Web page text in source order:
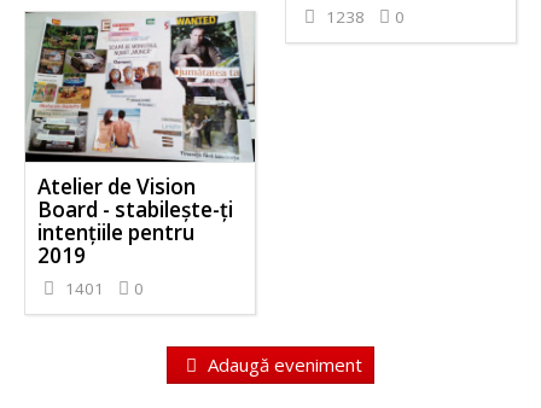
1238 0
Atelier de Vision
Board - stabileşte-ţi
intenţiile pentru
2019
1401 0
Adaugă eveniment